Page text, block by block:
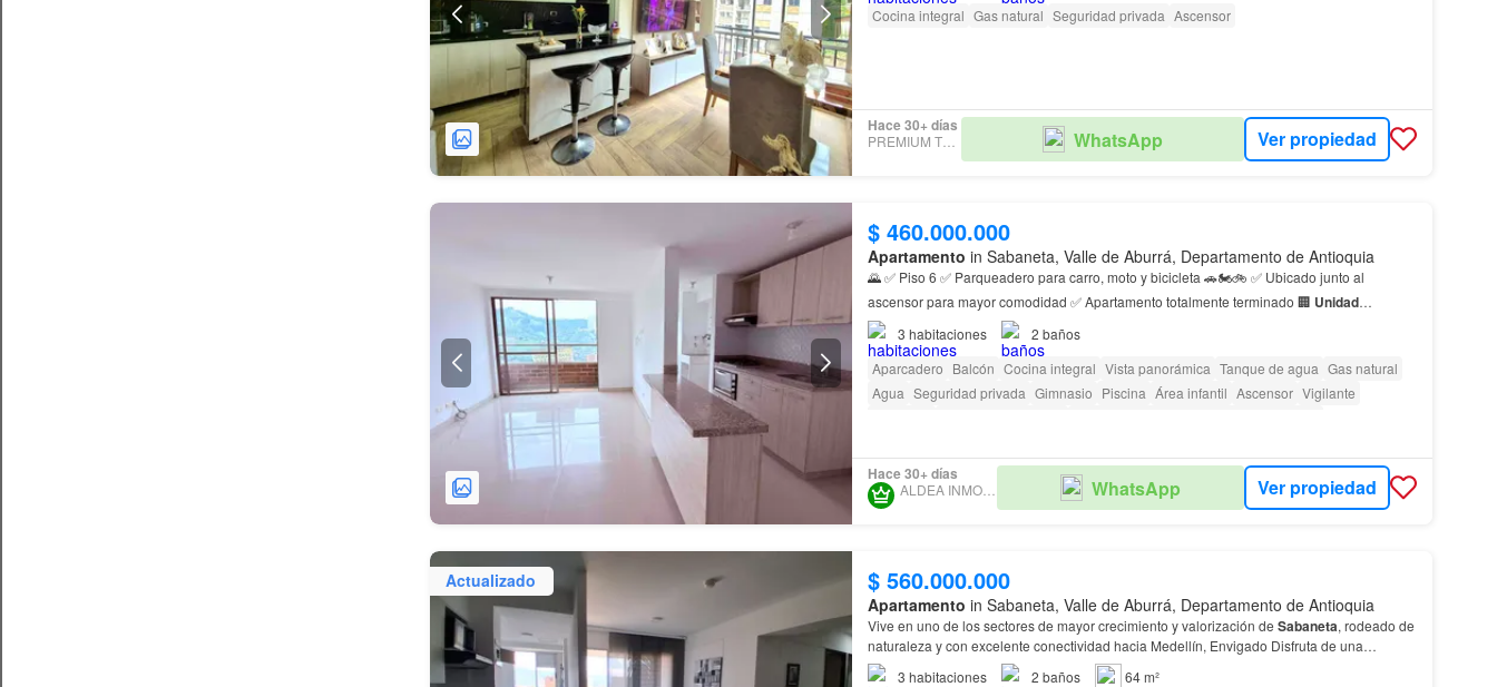
Cocina integral Gas natural Seguridad privada Ascensor
Hace 30+ días
PREMIUM TERRA WhatsApp Ver propiedad
$ 460.000.000
Apartamento in Sabaneta, Valle de Aburrá, Departamento de Antioquia
🌄 ✅ Piso 6 ✅ Parqueadero para carro, moto y bicicleta 🚗🏍️🚲 ✅ Ubicado junto al
ascensor para mayor comodidad ✅ Apartamento totalmente terminado 🏢 Unidad
residencial
con excelente ubicación y fácil acceso a transporte, co…
3 habitaciones 2 baños
Aparcadero Balcón Cocina integral Vista panorámica Tanque de agua Gas natural
Agua Seguridad privada Gimnasio Piscina Área infantil Ascensor Vigilante
Hace 30+ días
ALDEA INMOBILIARIA WhatsApp Ver propiedad
Actualizado $ 560.000.000
Apartamento in Sabaneta, Valle de Aburrá, Departamento de Antioquia
Vive en uno de los sectores de mayor crecimiento y valorización de Sabaneta, rodeado de
naturaleza y con excelente conectividad hacia Medellín, Envigado Disfruta de una
completa
residencial con portería y vigilancia 24…
3 habitaciones 2 baños
64 m²